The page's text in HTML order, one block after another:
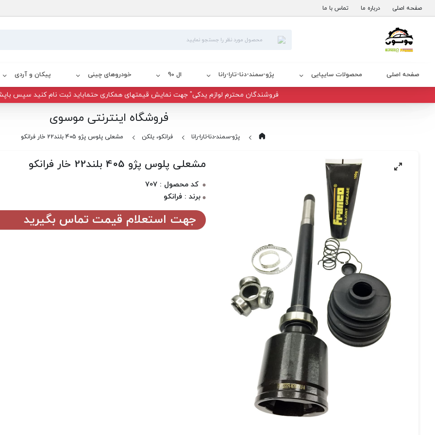
صفحه اصلی درباره ما تماس با ما
صفحه اصلی محصولات سایپایی پژو-سمند-دنا-تارا-رانا ال 90 خودروهای چینی پیکان و آردی
فروشندگان محترم لوازم یدکی" جهت نمایش قیمتهای همکاری حتماباید ثبت نام کنید سپس
فروشگاه اینترنتی موسوی
پژو-سمند-دنا-تارا-رانا فرانکو، یلکن مشعلی پلوس پژو 405 بلند22 خار فرانکو
مشعلی پلوس پژو 405 بلند22 خار فرانکو
کد محصول : 707
برند : فرانکو
جهت استعلام قیمت تماس بگیرید